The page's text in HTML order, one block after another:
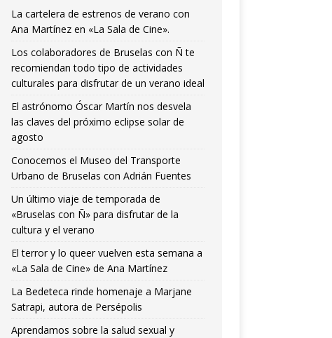
La cartelera de estrenos de verano con
Ana Martínez en «La Sala de Cine».
Los colaboradores de Bruselas con Ñ te
recomiendan todo tipo de actividades
culturales para disfrutar de un verano ideal
El astrónomo Óscar Martín nos desvela
las claves del próximo eclipse solar de
agosto
Conocemos el Museo del Transporte
Urbano de Bruselas con Adrián Fuentes
Un último viaje de temporada de
«Bruselas con Ñ» para disfrutar de la
cultura y el verano
El terror y lo queer vuelven esta semana a
«La Sala de Cine» de Ana Martínez
La Bedeteca rinde homenaje a Marjane
Satrapi, autora de Persépolis
Aprendamos sobre la salud sexual y